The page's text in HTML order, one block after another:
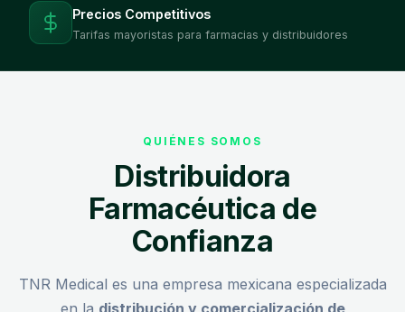
Precios Competitivos
Tarifas mayoristas para farmacias y distribuidores
QUIÉNES SOMOS
Distribuidora
Farmacéutica de
Confianza
TNR Medical es una empresa mexicana especializada
en la distribución y comercialización de